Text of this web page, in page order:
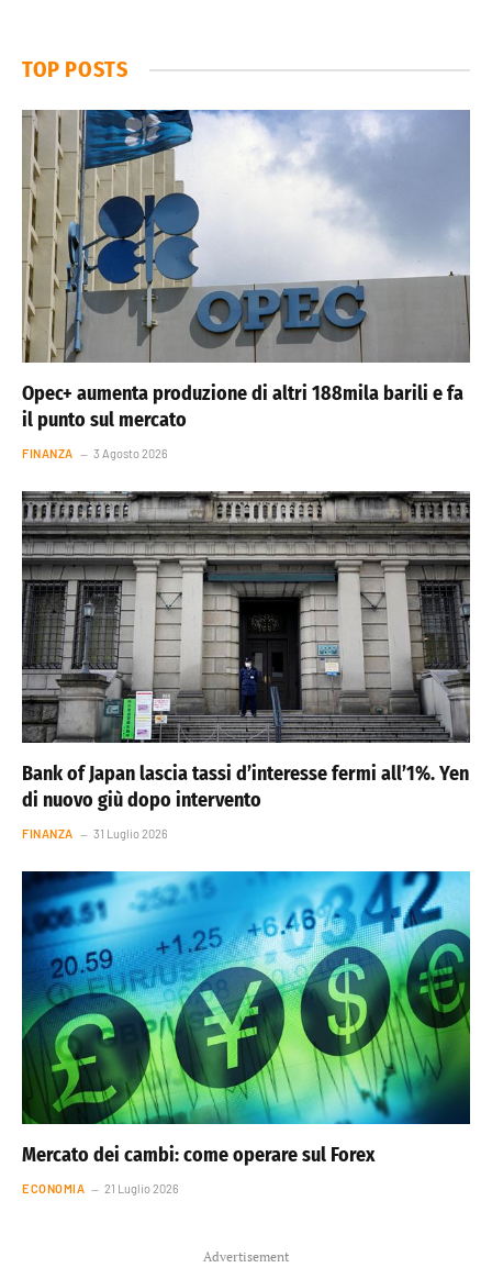
TOP POSTS
Opec+ aumenta produzione di altri 188mila barili e fa
il punto sul mercato
FINANZA 3 Agosto 2026
Bank of Japan lascia tassi d’interesse fermi all’1%. Yen
di nuovo giù dopo intervento
FINANZA 31 Luglio 2026
Mercato dei cambi: come operare sul Forex
ECONOMIA 21 Luglio 2026
Advertisement